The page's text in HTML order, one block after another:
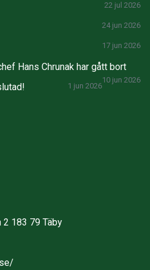
22 jul 2026
24 jun 2026
17 jun 2026
Hans Chrunak har gått bort
10 jun 2026
1 jun 2026
2 183 79 Täby